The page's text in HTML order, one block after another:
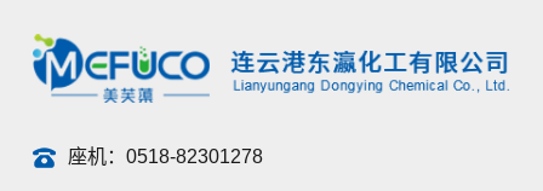
座机： 0518-82301278